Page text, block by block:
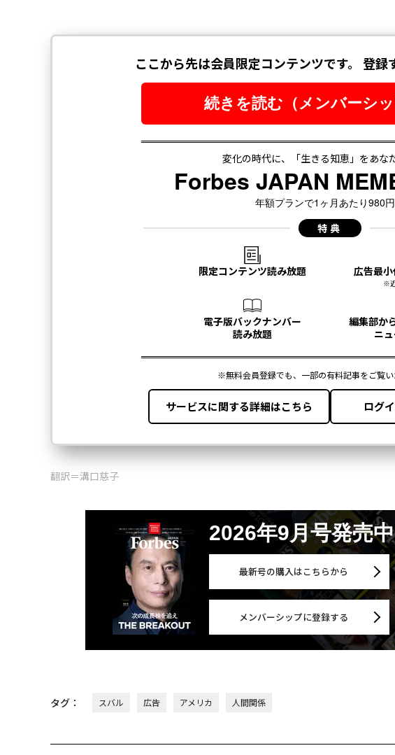
翻訳＝溝口慈子
2026年9月号発売中
最新号の購入はこちらから
メンバーシップに登録する
タグ： スバル 広告 アメリカ 人間関係